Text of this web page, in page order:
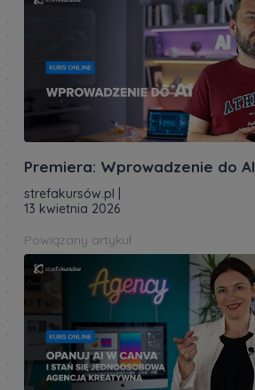
Premiera: Wprowadzenie do AI
strefakursów.pl
13 kwietnia 2026
Powiązany artykuł